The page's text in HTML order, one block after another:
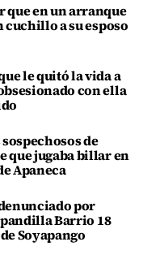
que en un arranque
cuchillo a su esposo
le quitó la vida a
con ella
de
que jugaba billar en
Apaneca
por
Barrio 18
Soyapango